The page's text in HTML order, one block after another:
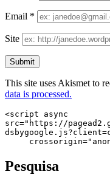
Email *
Site
This site uses Akismet to
data is processed.
<script async
src="https://
Pesquisa